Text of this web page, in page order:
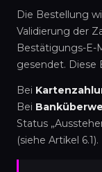
Die Bestellung
Validierung der
Bestätigungs-E-
gesendet. Diese
Bei
Bei
Status
(siehe Artikel 6.1).